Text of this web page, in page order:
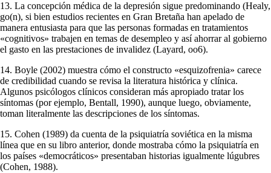
13. La concepción médica de la depresión sigue predominando (Healy,
go(n), si bien estudios recientes en Gran Bretaña han apelado de
manera entusiasta para que las personas formadas en tratamientos
«cognitivos» trabajen en temas de desempleo y así ahorrar al gobierno
el gasto en las prestaciones de invalidez (Layard, oo6).
14. Boyle (2002) muestra cómo el constructo «esquizofrenia» carece
de credibilidad cuando se revisa la literatura histórica y clínica.
Algunos psicólogos clínicos con­sideran más apropiado tratar los
síntomas (por ejemplo, Bentall, 1990), aunque luego, obviamente,
toman literalmente las descripciones de los síntomas.
15. Cohen (1989) da cuenta de la psiquiatría soviética en la misma
línea que en su libro anterior, donde mostraba cómo la psiquiatría en
los países «democráticos» presentaban historias igualmente lúgubres
(Cohen, 1988).